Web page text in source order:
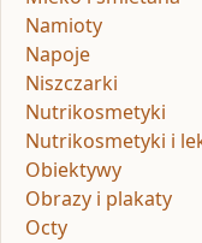
Namioty
Napoje
Niszczarki
Nutrikosmetyki
Nutrikosmetyki i
Obiektywy
Obrazy i plakaty
Octy